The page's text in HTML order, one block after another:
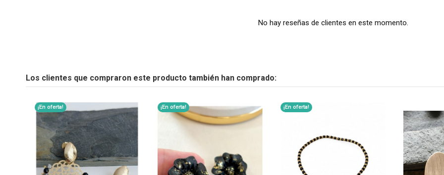
No hay reseñas de clientes en este momento.
Los clientes que compraron este producto también han comprado:
¡En oferta! ¡En oferta! ¡En oferta!